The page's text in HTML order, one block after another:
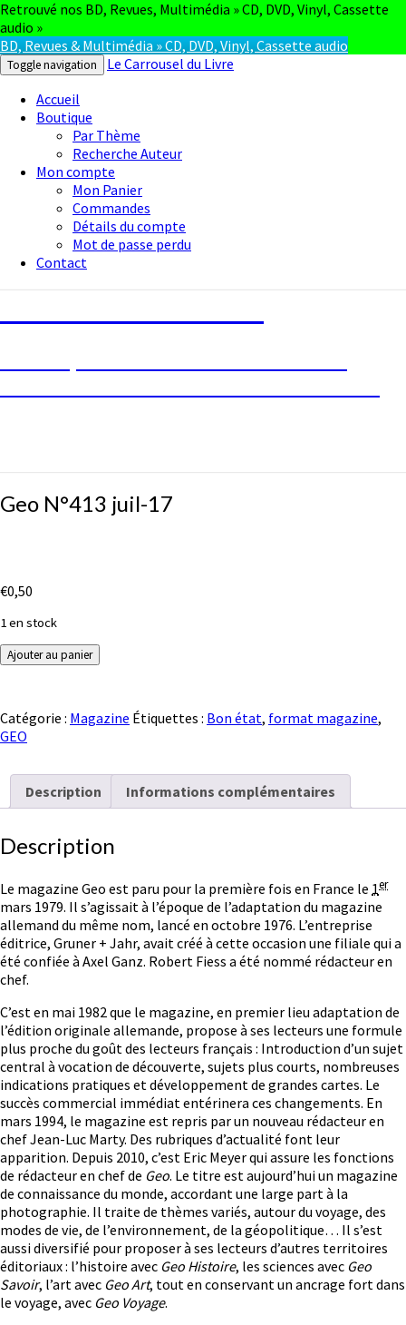
Retrouvé nos BD, Revues, Multimédia » CD, DVD, Vinyl, Cassette
audio »
BD, Revues & Multimédia » CD, DVD, Vinyl, Cassette audio
Toggle navigation
Le Carrousel du Livre
Accueil
Boutique
Par Thème
Recherche Auteur
Mon compte
Mon Panier
Commandes
Détails du compte
Mot de passe perdu
Contact
Geo
N°413
Geo N°413 juil-17
€0,50
1 en stock
quantité
de
juil-
17
Ajouter au panier
Catégorie : Magazine Étiquettes : Bon état, format magazine,
GEO
Description Informations complémentaires
Description
Le magazine Geo est paru pour la première fois en France le 1er
mars 1979. Il s’agissait à l’époque de l’adaptation du magazine
allemand du même nom, lancé en octobre 1976. L’entreprise
éditrice, Gruner + Jahr, avait créé à cette occasion une filiale qui a
été confiée à Axel Ganz. Robert Fiess a été nommé rédacteur en
chef.
C’est en mai 1982que le magazine, en premier lieu adaptation de
l’édition originale allemande, propose à ses lecteurs une formule
plus proche du goût des lecteurs français : Introduction d’un sujet
central à vocation de découverte, sujets plus courts, nombreuses
indications pratiques et développement de grandes cartes. Le
succès commercial immédiat entérinera ces changements. En
mars 1994, le magazine est repris par un nouveau rédacteur en
chef Jean-Luc Marty. Des rubriques d’actualité font leur
apparition. Depuis 2010, c’est Eric Meyer qui assure les fonctions
de rédacteur en chef de Geo. Le titre est aujourd’hui un magazine
de connaissance du monde, accordant une large part à la
photographie. Il traite de thèmes variés, autour du voyage, des
modes de vie, de l’environnement, de la géopolitique… Il s’est
aussi diversifié pour proposer à ses lecteurs d’autres territoires
éditoriaux : l’histoire avec Geo Histoire, les sciences avec Geo
Savoir, l’art avec Geo Art, tout en conservant un ancrage fort dans
le voyage, avec Geo Voyage.